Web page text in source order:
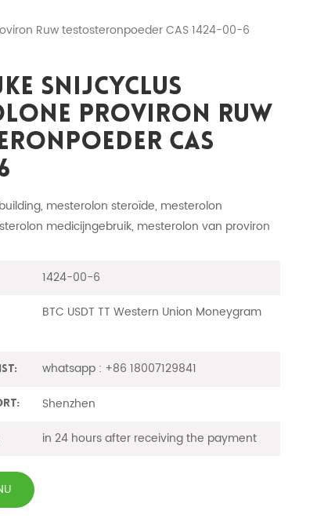
Ruw testosteronpoeder CAS 1424-00-6
Snijcyclus
Proviron Ruw
CAS
mesterolon steroïde, mesterolon
medicijngebruik, mesterolon van proviron
1424-00-6
BTC USDT TT Western Union Moneygram
whatsapp : +86 18007129841
Shenzhen
in 24 hours after receiving the payment